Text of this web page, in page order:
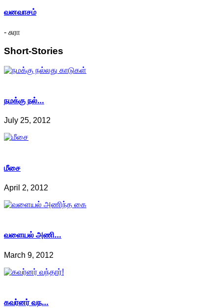
வனவாசம்
- சுரா
Short-Stories
நமக்கு நல்…
July 25, 2012
மீசை
April 2, 2012
வளையல் அணி…
March 9, 2012
கவர்னர் வந…